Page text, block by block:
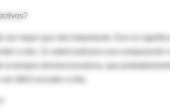
ser mejor que otro tratamiento. Eso no
la terapia electroconvulsiva, que